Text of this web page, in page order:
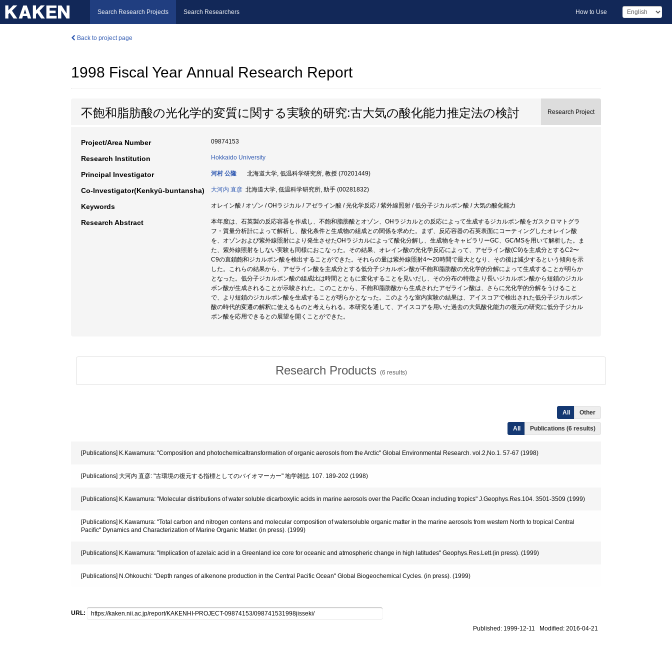
Search Research Projects Search Researchers How to Use
Back to project page
1998 Fiscal Year Annual Research Report
不飽和脂肪酸の光化学的変質に関する実験的研究:古大気の酸化能力推定法の検討 Research Project
Project/Area Number 09874153
Research Institution Hokkaido University
Principal Investigator 河村 公隆 北海道大学, 低温科学研究所, 教授 (70201449)
Co-Investigator(Kenkyū-buntansha) 大河内 直彦 北海道大学, 低温科学研究所, 助手 (00281832)
Keywords オレイン酸 / オゾン / OHラジカル / アゼライン酸 / 光化学反応 / 紫外線照射 / 低分子ジカルボン酸 / 大気の酸化能力
Research Abstract
本年度は、石英製の反応容器を作成し、不飽和脂肪酸とオゾン、OHラジカルとの反応によって生成するジカルボン酸をガスクロマトグラ
フ・質量分析計によって解析し、酸化条件と生成物の組成との関係を求めた。まず、反応容器の石英表面にコーティングしたオレイン酸
を、オゾンおよび紫外線照射により発生させたOHラジカルによって酸化分解し、生成物をキャピラリーGC、GC/MSを用いて解析した。ま
た、紫外線照射をしない実験も同様におこなった。その結果、オレイン酸の光化学反応によって、アゼライン酸(C9)を主成分とするC2〜
C9の直鎖飽和ジカルボン酸を検出することができた。それらの量は紫外線照射4〜20時間で最大となり、その後は減少するという傾向を示
した。これらの結果から、アゼライン酸を主成分とする低分子ジカルボン酸が不飽和脂肪酸の光化学的分解によって生成することが明らか
となった。低分子ジカルボン酸の組成比は時間とともに変化することを見いだし、その分布の特徴より長いジカルボン酸から短鎖のジカル
ボン酸が生成されることが示唆された。このことから、不飽和脂肪酸から生成されたアゼライン酸は、さらに光化学的分解をうけること
で、より短鎖のジカルポン酸を生成することが明らかとなった。このような室内実験の結果は、アイスコアで検出された低分子ジカルボン
酸の時代的変遷の解釈に使えるものと考えられる。本研究を通して、アイスコアを用いた過去の大気酸化能力の復元の研究に低分子ジカル
ボン酸を応用できるとの展望を開くことができた。
Research Products (6 results)
All Other
All Publications (6 results)
[Publications] K.Kawamura: "Composition and photochemicaltransformation of organic aerosols from the Arctic" Global Environmental Research. vol.2,No.1. 57-67 (1998)
[Publications] 大河内 直彦: "古環境の復元する指標としてのバイオマーカー" 地学雑誌. 107. 189-202 (1998)
[Publications] K.Kawamura: "Molecular distributions of water soluble dicarboxylic acids in marine aerosols over the Pacific Ocean including tropics" J.Geophys.Res.104. 3501-3509 (1999)
[Publications] K.Kawamura: "Total carbon and nitrogen contens and molecular composition of watersoluble organic matter in the marine aerosols from western North to tropical Central
Pacific" Dynamics and Characterization of Marine Organic Matter. (in press). (1999)
[Publications] K.Kawamura: "Implication of azelaic acid in a Greenland ice core for oceanic and atmospheric change in high latitudes" Geophys.Res.Lett.(in press). (1999)
[Publications] N.Ohkouchi: "Depth ranges of alkenone production in the Central Pacific Ocean" Global Biogeochemical Cycles. (in press). (1999)
URL:
Published: 1999-12-11 Modified: 2016-04-21